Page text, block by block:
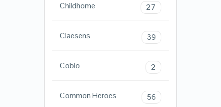
Childhome 27
Claesens 39
Coblo 2
Common Heroes 56